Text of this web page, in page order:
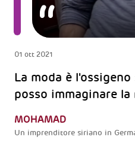
01 ott 2021
La moda è
posso immaginare la
MOHAMAD
Un imprenditore siriano in